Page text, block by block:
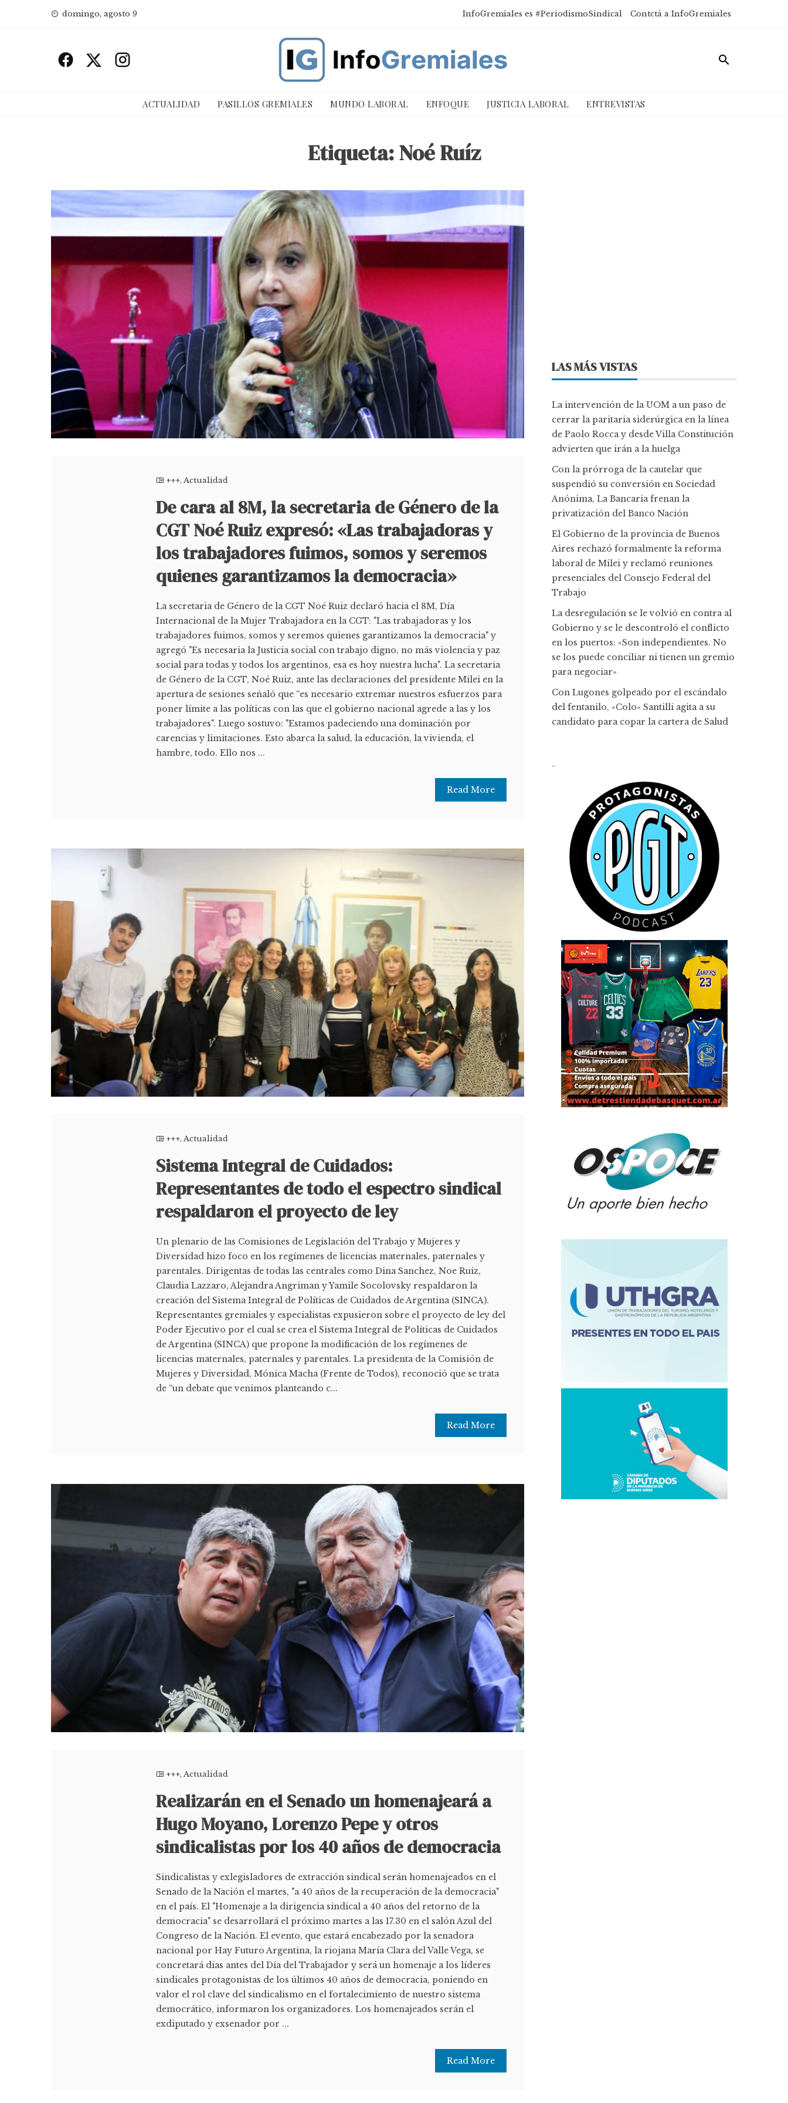
domingo, agosto 9 InfoGremiales es #PeriodismoSindical Contctá a InfoGremiales
ACTUALIDAD PASILLOS GREMIALES MUNDO LABORAL ENFOQUE JUSTICIA LABORAL ENTREVISTAS
Etiqueta:Noé Ruíz
+++,Actualidad
De cara al 8M, la secretaria de Género de la
CGT Noé Ruiz expresó: «Las trabajadoras y
los trabajadores fuimos, somos y seremos
quienes garantizamos la democracia»
La secretaria de Género de la CGT Noé Ruiz declaró hacia el 8M, Día
Internacional de la Mujer Trabajadora en la CGT: "Las trabajadoras y los
trabajadores fuimos, somos y seremos quienes garantizamos la democracia" y
agregó "Es necesaria la Justicia social con trabajo digno, no más violencia y paz
social para todas y todos los argentinos, esa es hoy nuestra lucha". La secretaria
de Género de la CGT, Noé Ruiz, ante las declaraciones del presidente Milei en la
apertura de sesiones señaló que “es necesario extremar nuestros esfuerzos para
poner límite a las políticas con las que el gobierno nacional agrede a las y los
trabajadores". Luego sostuvo: "Estamos padeciendo una dominación por
carencias y limitaciones. Esto abarca la salud, la educación, la vivienda, el
hambre, todo. Ello nos ...
Read More
+++,Actualidad
Sistema Integral de Cuidados:
Representantes de todo el espectro sindical
respaldaron el proyecto de ley
Un plenario de las Comisiones de Legislación del Trabajo y Mujeres y
Diversidad hizo foco en los regímenes de licencias maternales, paternales y
parentales. Dirigentas de todas las centrales como Dina Sanchez, Noe Ruiz,
Claudia Lazzaro, Alejandra Angriman y Yamile Socolovsky respaldaron la
creación del Sistema Integral de Políticas de Cuidados de Argentina (SINCA).
Representantes gremiales y especialistas expusieron sobre el proyecto de ley del
Poder Ejecutivo por el cual se crea el Sistema Integral de Políticas de Cuidados
de Argentina (SINCA) que propone la modificación de los regímenes de
licencias maternales, paternales y parentales. La presidenta de la Comisión de
Mujeres y Diversidad, Mónica Macha (Frente de Todos), reconoció que se trata
de “un debate que venimos planteando c...
Read More
+++,Actualidad
Realizarán en el Senado un homenajeará a
Hugo Moyano, Lorenzo Pepe y otros
sindicalistas por los 40 años de democracia
Sindicalistas y exlegisladores de extracción sindical serán homenajeados en el
Senado de la Nación el martes, "a 40 años de la recuperación de la democracia"
en el país. El "Homenaje a la dirigencia sindical a 40 años del retorno de la
democracia" se desarrollará el próximo martes a las 17.30 en el salón Azul del
Congreso de la Nación. El evento, que estará encabezado por la senadora
nacional por Hay Futuro Argentina, la riojana María Clara del Valle Vega, se
concretará días antes del Día del Trabajador y será un homenaje a los líderes
sindicales protagonistas de los últimos 40 años de democracia, poniendo en
valor el rol clave del sindicalismo en el fortalecimiento de nuestro sistema
democrático, informaron los organizadores. Los homenajeados serán el
exdiputado y exsenador por ...
Read More
LAS MÁS VISTAS
La intervención de la UOM a un paso de
cerrar la paritaria siderúrgica en la línea
de Paolo Rocca y desde Villa Constitución
advierten que irán a la huelga
Con la prórroga de la cautelar que
suspendió su conversión en Sociedad
Anónima, La Bancaria frenan la
privatización del Banco Nación
El Gobierno de la provincia de Buenos
Aires rechazó formalmente la reforma
laboral de Milei y reclamó reuniones
presenciales del Consejo Federal del
Trabajo
La desregulación se le volvió en contra al
Gobierno y se le descontroló el conflicto
en los puertos: «Son independientes. No
se los puede conciliar ni tienen un gremio
para negociar»
Con Lugones golpeado por el escándalo
del fentanilo, «Colo» Santilli agita a su
candidato para copar la cartera de Salud
-